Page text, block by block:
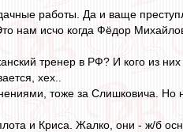
работы. Да и ваще
нам исчо когда Фёдор
тренер в РФ? И кого из
хех..
тоже за Слишковича. Но
и Криса. Жалко, они - ж/б